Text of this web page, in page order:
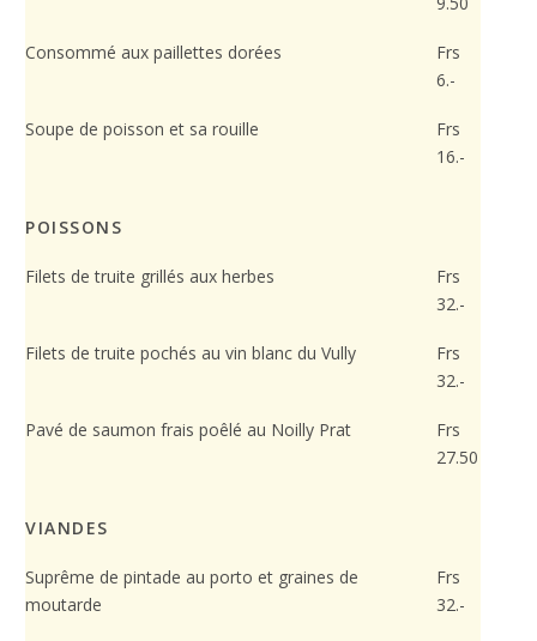
Consommé aux paillettes dorées
Frs
6.-
Soupe de poisson et sa rouille
Frs
16.-
POISSONS
Filets de truite grillés aux herbes
Frs
32.-
Filets de truite pochés au vin blanc du Vully
Frs
32.-
Pavé de saumon frais poêlé au Noilly Prat
Frs
27.50
VIANDES
Suprême de pintade au porto et graines de
moutarde
Frs
32.-